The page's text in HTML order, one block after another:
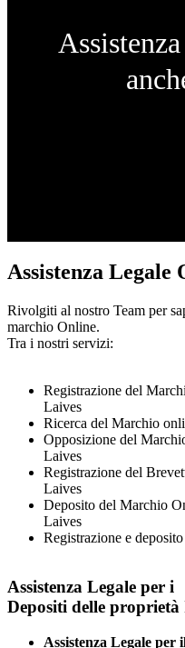
Assistenza Legale
Rivolgiti al nostro Team per
marchio Online.
Tra i nostri servizi:
Registrazione del
Laives
Ricerca del Marchio
Opposizione del
Laives
Registrazione del
Laives
Deposito del Marchio
Laives
Registrazione e
Assistenza Legale per i
Depositi delle
Assistenza Legale per